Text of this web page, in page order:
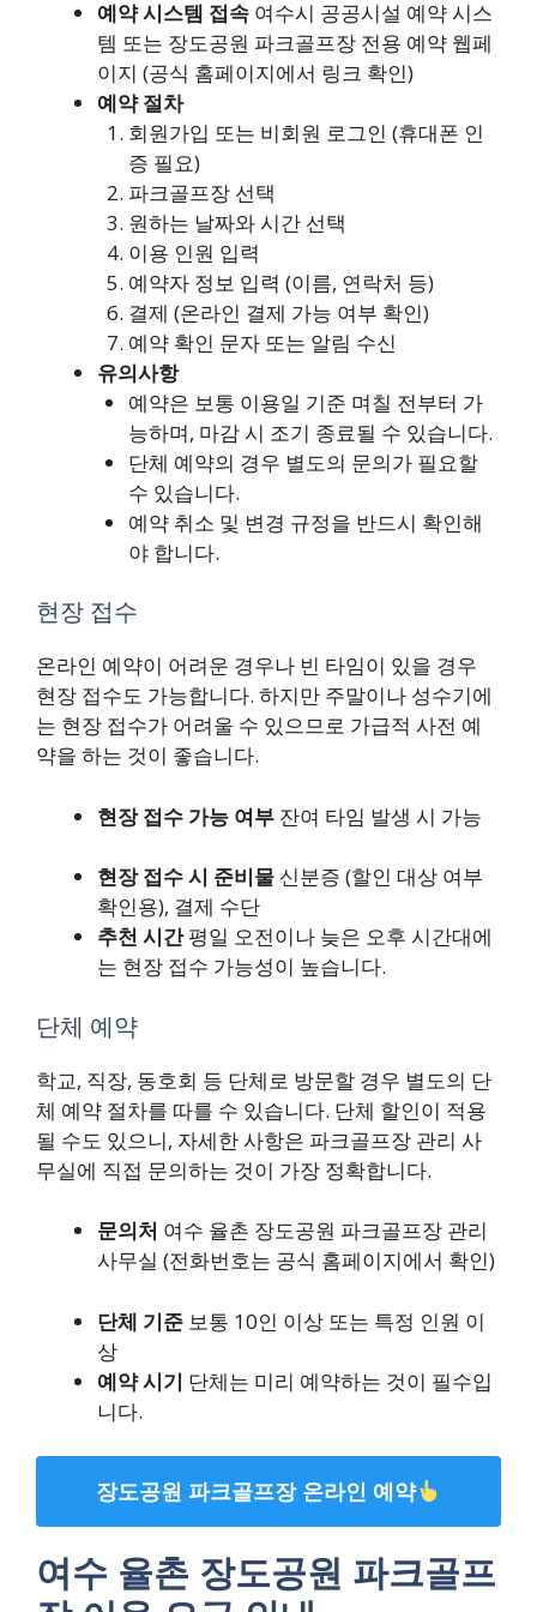
예약 시스템 접속 여수시 공공시설 예약 시스
템 또는 장도공원 파크골프장 전용 예약 웹페
이지 (공식 홈페이지에서 링크 확인)
예약 절차
회원가입 또는 비회원 로그인 (휴대폰 인
증 필요)
파크골프장 선택
원하는 날짜와 시간 선택
이용 인원 입력
예약자 정보 입력 (이름, 연락처 등)
결제 (온라인 결제 가능 여부 확인)
예약 확인 문자 또는 알림 수신
유의사항
예약은 보통 이용일 기준 며칠 전부터 가
능하며, 마감 시 조기 종료될 수 있습니다.
단체 예약의 경우 별도의 문의가 필요할
수 있습니다.
예약 취소 및 변경 규정을 반드시 확인해
야 합니다.
현장 접수
온라인 예약이 어려운 경우나 빈 타임이 있을 경우
현장 접수도 가능합니다. 하지만 주말이나 성수기에
는 현장 접수가 어려울 수 있으므로 가급적 사전 예
약을 하는 것이 좋습니다.
현장 접수 가능 여부 잔여 타임 발생 시 가능
현장 접수 시 준비물 신분증 (할인 대상 여부
확인용), 결제 수단
추천 시간평일 오전이나 늦은 오후 시간대에
는 현장 접수 가능성이 높습니다.
단체 예약
학교, 직장, 동호회 등 단체로 방문할 경우 별도의 단
체 예약 절차를 따를 수 있습니다. 단체 할인이 적용
될 수도 있으니, 자세한 사항은 파크골프장 관리 사
무실에 직접 문의하는 것이 가장 정확합니다.
문의처 여수 율촌 장도공원 파크골프장 관리
사무실 (전화번호는 공식 홈페이지에서 확인)
단체 기준 보통 10인 이상 또는 특정 인원 이
상
예약 시기 단체는 미리 예약하는 것이 필수입
니다.
장도공원 파크골프장 온라인 예약
여수 율촌 장도공원 파크골프